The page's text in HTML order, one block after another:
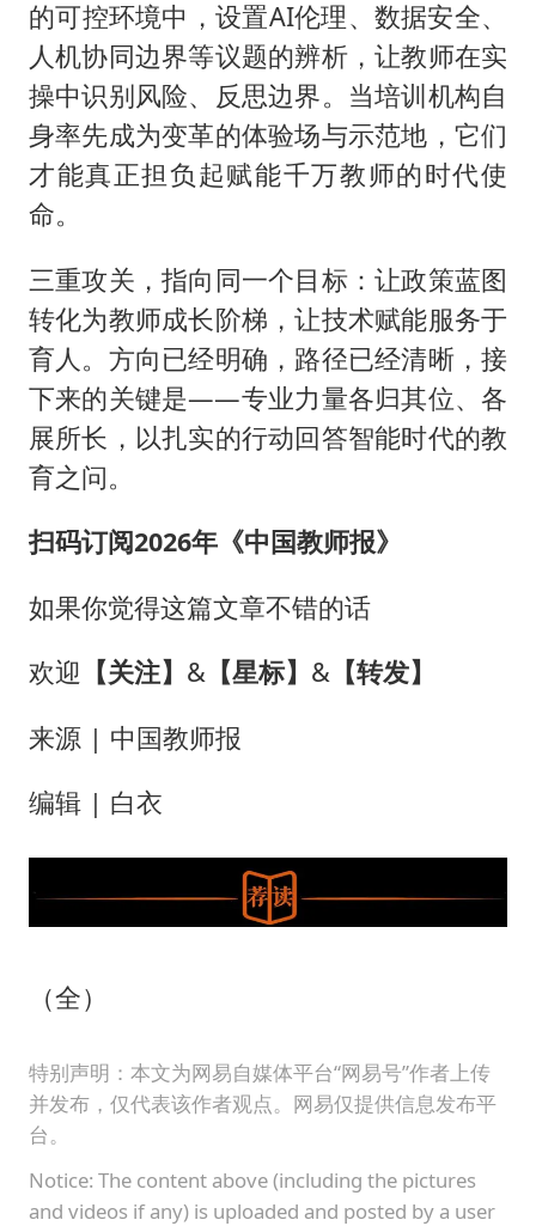
的可控环境中，设置AI伦理、数据安全、
人机协同边界等议题的辨析，让教师在实
操中识别风险、反思边界。当培训机构自
身率先成为变革的体验场与示范地，它们
才能真正担负起赋能千万教师的时代使
命。
三重攻关，指向同一个目标：让政策蓝图
转化为教师成长阶梯，让技术赋能服务于
育人。方向已经明确，路径已经清晰，接
下来的关键是——专业力量各归其位、各
展所长，以扎实的行动回答智能时代的教
育之问。
扫码订阅2026年《中国教师报》
如果你觉得这篇文章不错的话
欢迎 【关注】 &【星标】 &【转发】
来源 | 中国教师报
编辑 | 白衣
（全）
特别声明：本文为网易自媒体平台“网易号”作者上传
并发布，仅代表该作者观点。网易仅提供信息发布平
台。
Notice: The content above (including the pictures
and videos if any) is uploaded and posted by a user